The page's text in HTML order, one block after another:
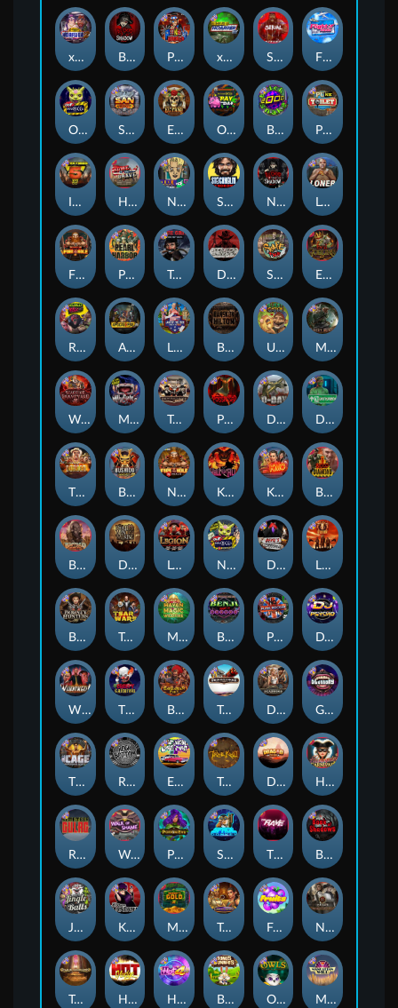
Nexus Blood & Shadow
Kill Em All Blood Diamond
Dead, Dead, or Deader
Nexus Fire In The Hole xBomb
Dead Men Walking
Tsar Wars
Home of the Brave
Blood & Shadow
Munchies
Skate or Die
Stockholm Syndrome
Apocalypse Super xNudge
Outsourced
Punk Rocker 2
Bangkok Hilton
Nexus Outsourced
Nexus Tombstone RIP
Loner
Outsourced: Payday
Fire In The Hole xBomb
Tombstone No Mercy
Manhattan Goes Wild
Roadkill
Kiss My Chainsaw
Book Of Shadows
Rock Bottom
The Cage
Hot Nudge
Space Donkey
xWays Hoarder 2
Nine To Five
Bounty Hunters xNudge®
El Pasa Gunfight xNudge
Land of the Free
Brick Snake 2000
Warrior Graveyard xNudge
Monkey's Gold xPays
Flight Mode
Little Bighorn
Benji Killed in Vegas
Barbarian Fury
Poison Eve
Devil's Crossroad
Tomb of Nefertiti
Tomb of Akhenaten
Dragon Tribe
Evil Goblins xBomb
San Quentin xWays
Gluttony
Serial
Mayan Magic Wildfire
Punk Toilet
Possessed
Legion X
Fruits
Bonus Bunnies
Deadwood xNudge
Disturbed
DJ Psycho
Hot 4 Cash
Buffalo Hunter
Tombstone
Owls
Punk Rocker
East Coast Vs West Coast
The Creepy Carnival
Pearl Harbor
Whacked
Infectious 5 xWays
Jingle Balls
Harlequin Carnival
Walk of Shame
Misery Mining
True Grit Redemption
xWays Hoarder xSplit
Remember Gulag
Karen Maneater
True kult
Bushido Way xNudge
D Day
The Border
Ugliest Catch
The Rave